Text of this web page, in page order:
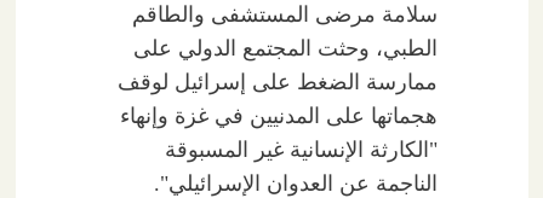
سلامة مرضى المستشفى والطاقم
الطبي، وحثت المجتمع الدولي على
ممارسة الضغط على إسرائيل لوقف
هجماتها على المدنيين في غزة وإنهاء
"الكارثة الإنسانية غير المسبوقة
الناجمة عن العدوان الإسرائيلي".